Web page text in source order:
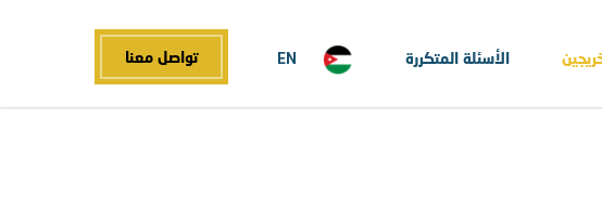
الأسئلة المتكررة EN تواصل معنا